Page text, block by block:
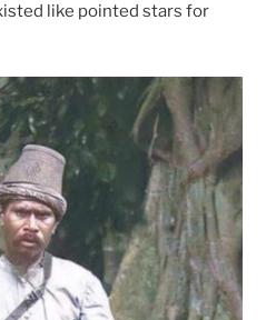
like pointed stars for